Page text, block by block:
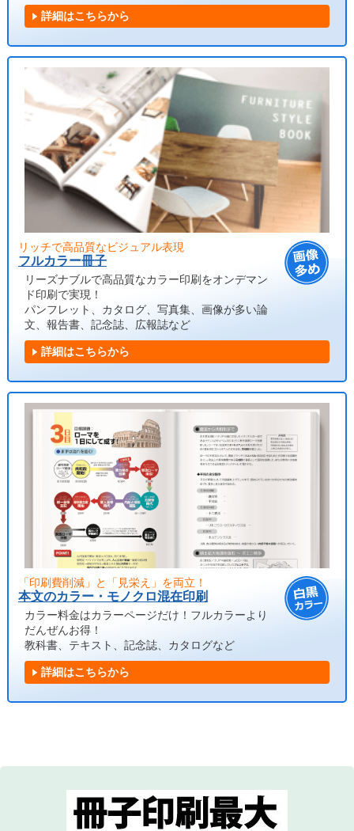
詳細はこちらから
リッチで高品質なビジュアル表現
フルカラー冊子
リーズナブルで高品質なカラー印刷をオンデマン
ド印刷で実現！
パンフレット、カタログ、写真集、画像が多い論
文、報告書、記念誌、広報誌など
詳細はこちらから
「印刷費削減」と「見栄え」を両立！
本文のカラー・モノクロ混在印刷
カラー料金はカラーページだけ！フルカラーより
だんぜんお得！
教科書、テキスト、記念誌、カタログなど
詳細はこちらから